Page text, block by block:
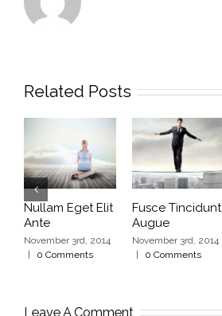
Related Posts
Nullam Eget Elit
Ante
November 3rd, 2014
|
0 Comments
Fusce Tincidunt
Augue
November 3rd, 2014
|
0 Comments
Leave A Comment